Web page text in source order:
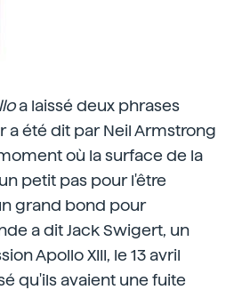
a laissé deux phrases
a été dit par Neil Armstrong
où la surface de la
petit pas pour l'être
grand bond pour
a dit Jack Swigert, un
Apollo XIII, le 13 avril
qu'ils avaient une fuite